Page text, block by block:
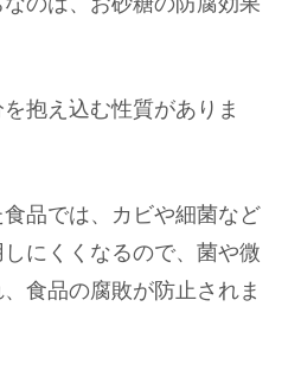
抱え込む性質がありま
品では、カビや細菌など
にくくなるので、菌や微
食品の腐敗が防止されま